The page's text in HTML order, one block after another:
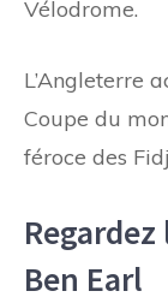
Vélodrome.
L’Angleterre
Coupe du
féroce des
Ben Earl